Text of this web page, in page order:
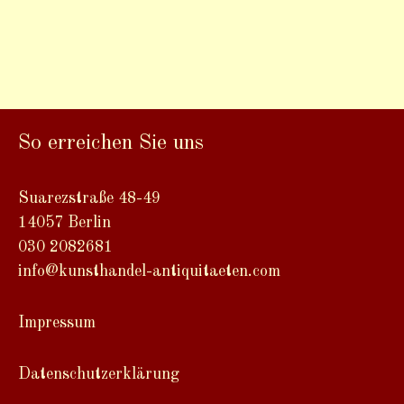
So erreichen Sie uns
Suarezstraße 48-49
14057 Berlin
030 2082681
info@kunsthandel-antiquitaeten.com
Impressum
Datenschutzerklärung